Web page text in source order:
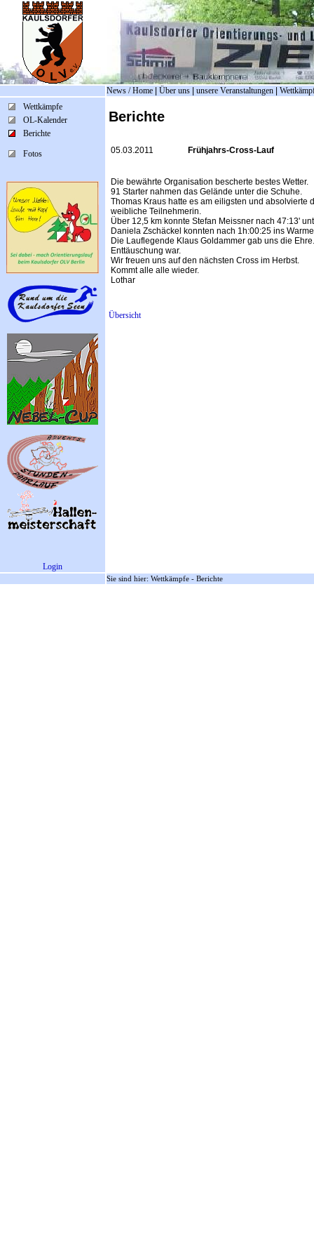
News / Home Über uns unsere Veranstaltungen
Wettkämpfe
OL-Kalender
Berichte
Fotos
Berichte
05.03.2011 Frühjahrs-Cross-Lauf
Die bewährte Organisation bescherte bestes Wetter.
91 Starter nahmen das Gelände unter die Schuhe.
Thomas Kraus hatte es am eiligsten und absolvierte
weibliche Teilnehmerin.
Über 12,5 km konnte Stefan Meissner nach 47:13'
Daniela Zschäckel konnten nach 1h:00:25 ins
Die Lauflegende Klaus Goldammer gab uns die
Enttäuschung war.
Wir freuen uns auf den nächsten Cross im Herbst.
Kommt alle alle wieder.
Lothar
Übersicht
Login
Sie sind hier: Wettkämpfe - Berichte